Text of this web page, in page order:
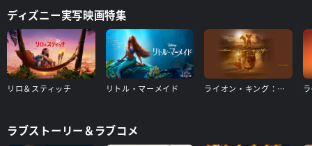
ディズニー実写映画特集
リロ＆スティッチ リトル・マーメイド ライオン・キング：ムファサ
ラブストーリー＆ラブコメ